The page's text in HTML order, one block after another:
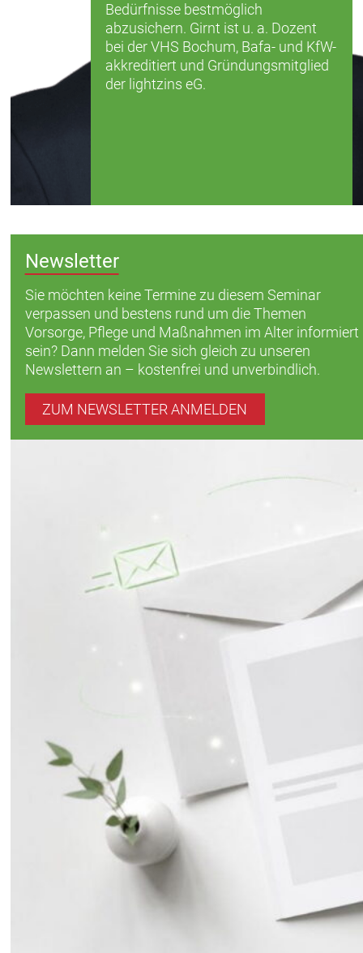
Bedürfnisse bestmöglich
abzusichern. Girnt ist u. a. Dozent
bei der VHS Bochum, Bafa- und KfW-
akkreditiert und Gründungsmitglied
der lightzins eG.
Newsletter
Sie möchten keine Termine zu diesem Seminar
verpassen und bestens rund um die Themen
Vorsorge, Pflege und Maßnahmen im Alter informiert
sein? Dann melden Sie sich gleich zu unseren
Newslettern an – kostenfrei und unverbindlich.
ZUM NEWSLETTER ANMELDEN